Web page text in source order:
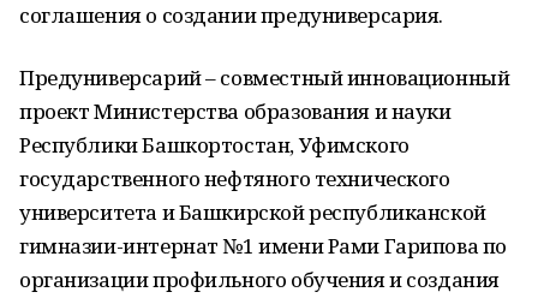
соглашения о создании предуниверсария.
Предуниверсарий – совместный инновационный
проект Министерства образования и науки
Республики Башкортостан, Уфимского
государственного нефтяного технического
университета и Башкирской республиканской
гимназии-интернат №1 имени Рами Гарипова по
организации профильного обучения и создания